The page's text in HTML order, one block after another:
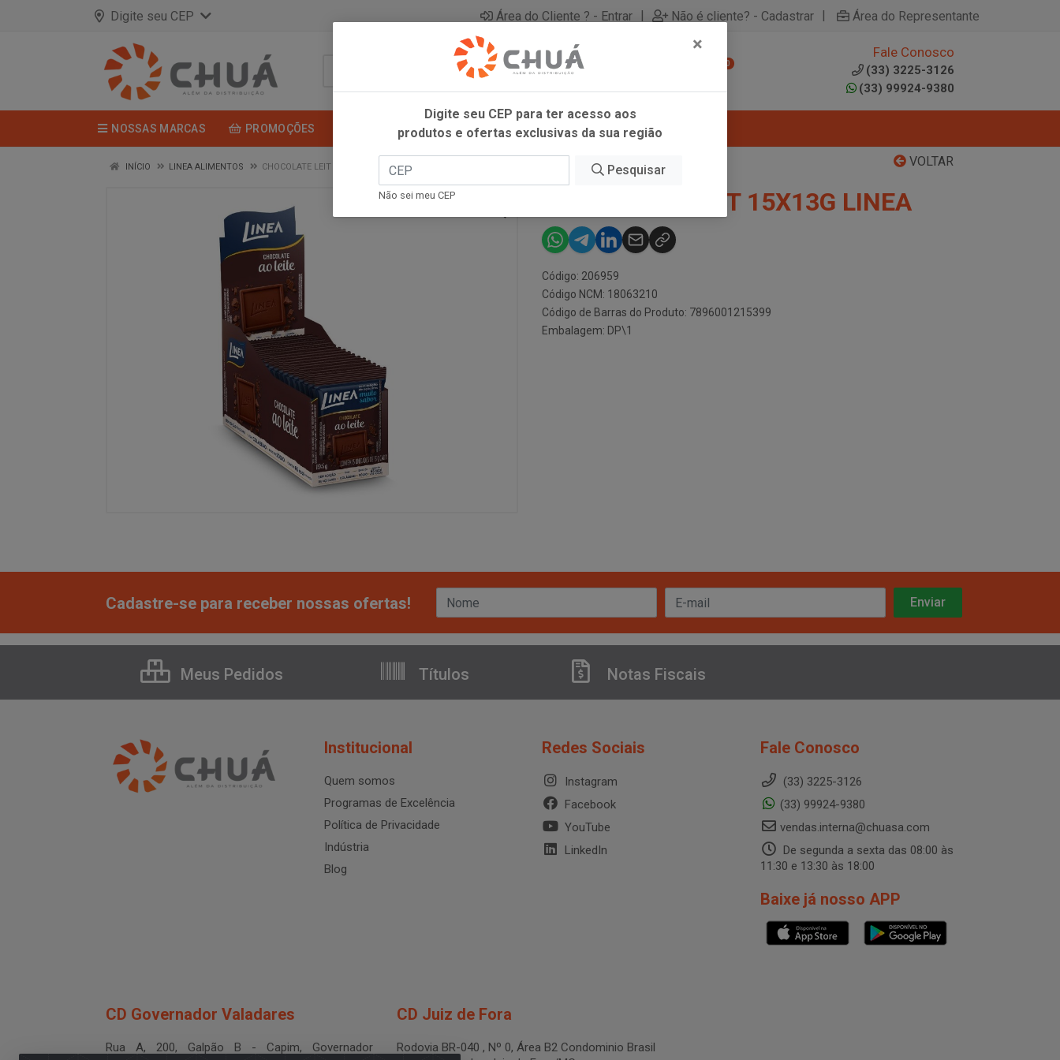
Digite seu CEP Área do Cliente ? - Entrar | Não é cliente? - Cadastrar | Área do Representante
0
Fale Conosco
(33) 3225-3126
(33) 99924-9380
NOSSAS MARCAS PROMOÇÕES
VOLTAR
INÍCIO LINEA ALIMENTOS CHOCOLATE LEIT 15X13G LINEA
CHOCOLATE LEIT 15X13G LINEA
Código: 206959
Código NCM: 18063210
Código de Barras do Produto: 7896001215399
Embalagem: DP\1
Cadastre-se para receber nossas ofertas!
Meus Pedidos Títulos Notas Fiscais
Institucional
Quem somos
Programas de Excelência
Política de Privacidade
Indústria
Blog
Redes Sociais
Instagram
Facebook
YouTube
LinkedIn
Fale Conosco
(33) 3225-3126
(33) 99924-9380
vendas.interna@chuasa.com
De segunda a sexta das 08:00 às
11:30 e 13:30 às 18:00
Baixe já nosso APP
CD Governador Valadares
Rua A, 200, Galpão B - Capim, Governador
CD Juiz de Fora
Rodovia BR-040 , Nº 0, Área B2 Condominio Brasil
×
Digite seu CEP para ter acesso aos
produtos e ofertas exclusivas da sua região
Pesquisar
Não sei meu CEP